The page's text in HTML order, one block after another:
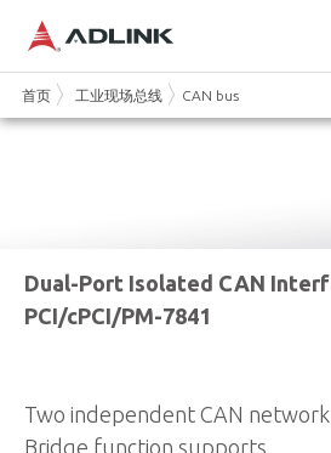
首页 工业现场总线 CAN bus
Dual-Port Isolated CAN
PCI/cPCI/PM-7841
Two independent CAN
Bridge function supports